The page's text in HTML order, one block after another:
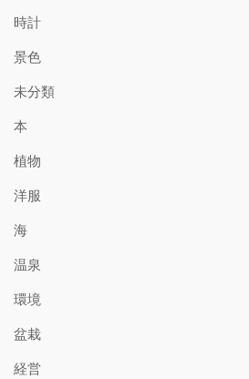
時計
景色
未分類
本
植物
洋服
海
温泉
環境
盆栽
経営